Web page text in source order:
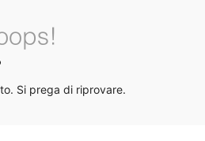
Si prega di riprovare.